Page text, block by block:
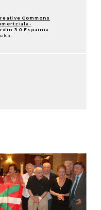
Commons
3.0 Espainia